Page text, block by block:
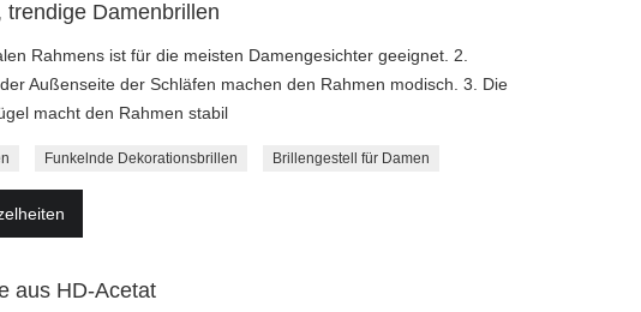
Damenbrillen
Rahmens ist für die meisten Damengesichter geeignet. 2.
Außenseite der Schläfen machen den Rahmen modisch. 3. Die
macht den Rahmen stabil
Funkelnde Dekorationsbrillen Brillengestell für Damen
aus HD-Acetat